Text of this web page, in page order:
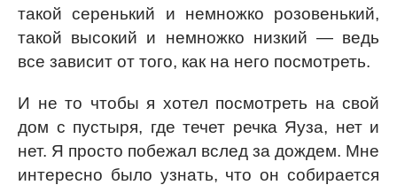
такой серенький и немножко розовенький,
такой высокий и немножко низкий — ведь
все зависит от того, как на него посмотреть.
И не то чтобы я хотел посмотреть на свой
дом с пустыря, где течет речка Яуза, нет и
нет. Я просто побежал вслед за дождем. Мне
интересно было узнать, что он собирается